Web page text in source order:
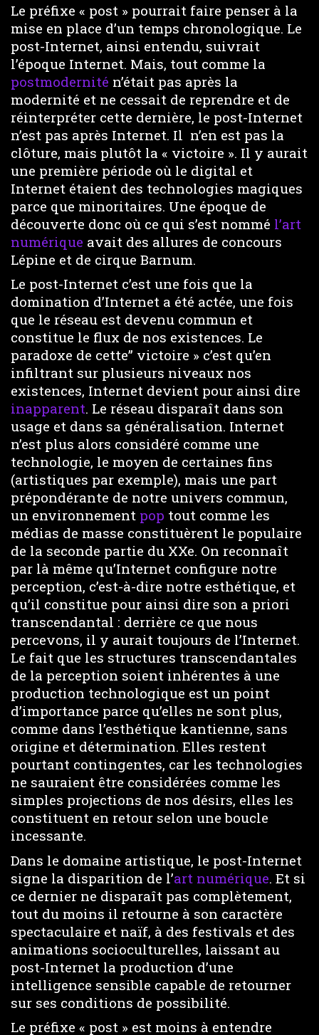
Le préfixe « post » pourrait faire penser à la
mise en place d’un temps chronologique. Le
post-Internet, ainsi entendu, suivrait
l’époque Internet. Mais, tout comme la
postmodernité n’était pas après la
modernité et ne cessait de reprendre et de
réinterpréter cette dernière, le post-Internet
n’est pas après Internet. Il n’en est pas la
clôture, mais plutôt la « victoire ». Il y aurait
une première période où le digital et
Internet étaient des technologies magiques
parce que minoritaires. Une époque de
découverte donc où ce qui s’est nommé l’art
numérique avait des allures de concours
Lépine et de cirque Barnum.
Le post-Internet c’est une fois que la
domination d’Internet a été actée, une fois
que le réseau est devenu commun et
constitue le flux de nos existences. Le
paradoxe de cette” victoire » c’est qu’en
infiltrant sur plusieurs niveaux nos
existences, Internet devient pour ainsi dire
inapparent. Le réseau disparaît dans son
usage et dans sa généralisation. Internet
n’est plus alors considéré comme une
technologie, le moyen de certaines fins
(artistiques par exemple), mais une part
prépondérante de notre univers commun,
un environnement pop tout comme les
médias de masse constituèrent le populaire
de la seconde partie du XXe. On reconnaît
par là même qu’Internet configure notre
perception, c’est-à-dire notre esthétique, et
qu’il constitue pour ainsi dire son a priori
transcendantal : derrière ce que nous
percevons, il y aurait toujours de l’Internet.
Le fait que les structures transcendantales
de la perception soient inhérentes à une
production technologique est un point
d’importance parce qu’elles ne sont plus,
comme dans l’esthétique kantienne, sans
origine et détermination. Elles restent
pourtant contingentes, car les technologies
ne sauraient être considérées comme les
simples projections de nos désirs, elles les
constituent en retour selon une boucle
incessante.
Dans le domaine artistique, le post-Internet
signe la disparition de l’art numérique. Et si
ce dernier ne disparaît pas complètement,
tout du moins il retourne à son caractère
spectaculaire et naïf, à des festivals et des
animations socioculturelles, laissant au
post-Internet la production d’une
intelligence sensible capable de retourner
sur ses conditions de possibilité.
Le préfixe « post » est moins à entendre